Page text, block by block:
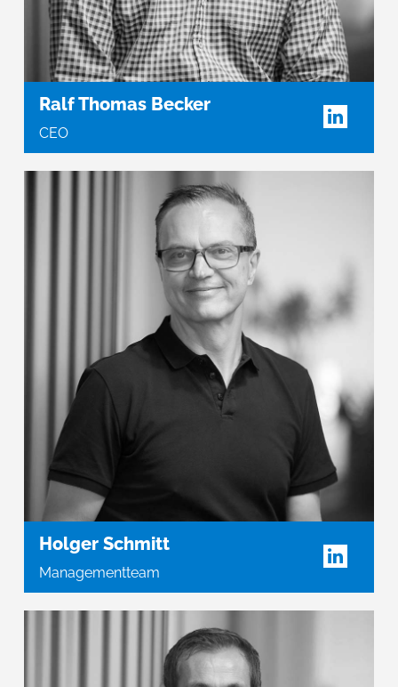
Ralf Thomas Becker
CEO
Holger Schmitt
Managementteam